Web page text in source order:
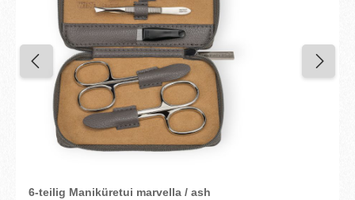
6-teilig Maniküretui marvella / ash